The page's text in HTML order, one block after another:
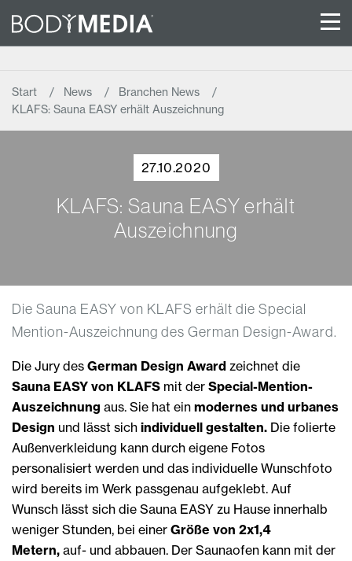
Start News
Branchen News
KLAFS: Sauna EASY erhält Auszeichnung
27.10.2020
KLAFS: Sauna EASY erhält
Auszeichnung
Die Sauna EASY von KLAFS erhält die Special
Mention-Auszeichnung des German Design-Award.
Die Jury des German Design Award zeichnet die
Sauna EASY von KLAFS mit der Special-Mention-
Auszeichnung aus. Sie hat ein modernes und urbanes
Design und lässt sich individuell gestalten. Die folierte
Außenverkleidung kann durch eigene Fotos
personalisiert werden und das individuelle Wunschfoto
wird bereits im Werk passgenau aufgeklebt. Auf
Wunsch lässt sich die Sauna EASY zu Hause innerhalb
weniger Stunden, bei einer Größe von 2x1,4
Metern, auf- und abbauen. Der Saunaofen kann mit der